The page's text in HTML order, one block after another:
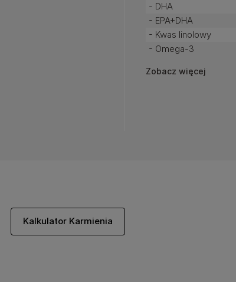
- DHA
- EPA+DHA
- Kwas linolowy
- Omega-3
Zobacz więcej
Kalkulator Karmienia